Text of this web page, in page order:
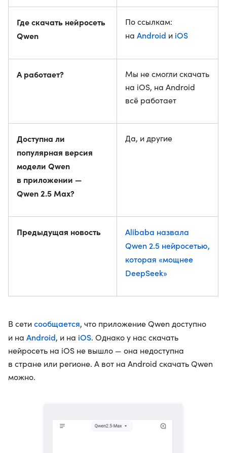
Где скачать нейросеть
Qwen
По ссылкам:
на Android и iOS
А работает?
Мы не смогли скачать
на iOS, на Android
всё работает
Доступна ли
популярная версия
модели Qwen
в приложении —
Qwen 2.5 Max?
Да, и другие
Предыдущая новость
Alibaba назвала
Qwen 2.5 нейросетью,
которая «мощнее
DeepSeek»
В сетисообщается, что приложение Qwen доступно
и на Android, и на iOS. Однако у нас скачать
нейросеть на iOS не вышло — она недоступна
в стране или регионе. А вот на Android скачать Qwen
можно.